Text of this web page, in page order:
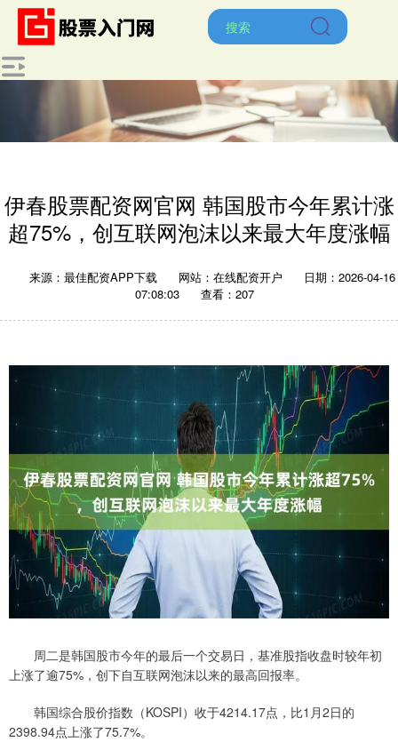
伊春股票配资网官网 韩国股市今年累计涨
超75%，创互联网泡沫以来最大年度涨幅
来源：最佳配资APP下载 网站：在线配资开户
日期：2026-04-16
07:08:03
查看：207
周二是韩国股市今年的最后一个交易日，基准股指收盘时较年初
上涨了逾75%，创下自互联网泡沫以来的最高回报率。
韩国综合股价指数（KOSPI）收于4214.17点，比1月2日的
2398.94点上涨了75.7%。